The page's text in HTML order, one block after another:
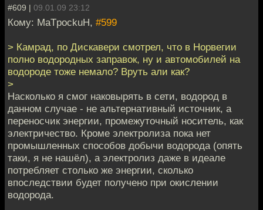
#609 | 09.01.09 23:12
Кому: MaTpockuH, #599
> Камрад, по Дискавери смотрел, что в Норвегии
полно водородных заправок, ну и автомобилей на
водороде тоже немало? Вруть али как?
>
Насколько я смог наковырять в сети, водород в
данном случае - не альтернативный источник, а
переносчик энергии, промежуточный носитель, как
электричество. Кроме электролиза пока нет
промышленных способов добычи водорода (опять
таки, я не нашёл), а электролиз даже в идеале
потребляет столько же энергии, сколько
впоследствии будет получено при окислении
водорода.